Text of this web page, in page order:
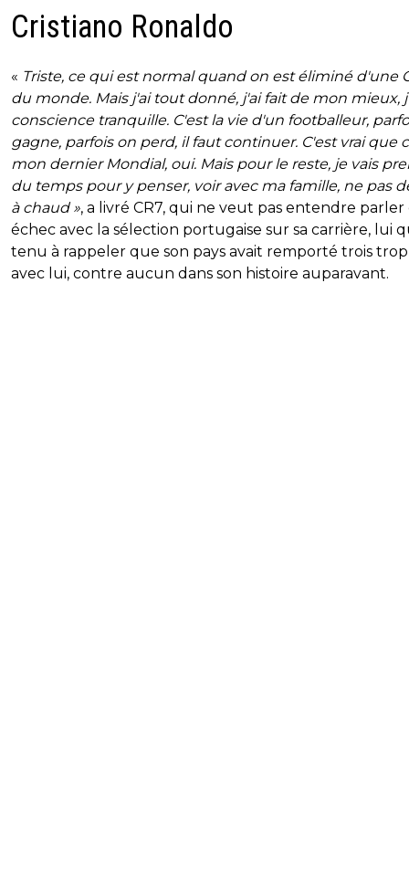
Cristiano Ronaldo
« Triste, ce qui est normal quand on est éliminé d'une
du monde. Mais j'ai tout donné, j'ai fait de mon mieux,
conscience tranquille. C'est la vie d'un footballeur,
gagne, parfois on perd, il faut continuer. C'est vrai que
mon dernier Mondial, oui. Mais pour le reste, je vais
du temps pour y penser, voir avec ma famille, ne pas
à chaud », a livré CR7, qui ne veut pas entendre parler
échec avec la sélection portugaise sur sa carrière, lui
tenu à rappeler que son pays avait remporté trois
avec lui, contre aucun dans son histoire auparavant.